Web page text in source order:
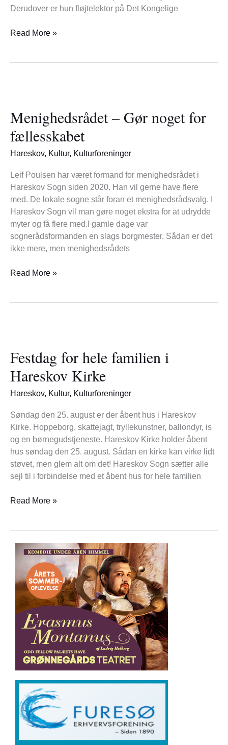
Derudover er hun fløjtelektor på Det Kongelige
Read More »
Menighedsrådet – Gør noget for
fællesskabet
Hareskov, Kultur, Kulturforeninger
Leif Poulsen har været formand for menighedsrådet i
Hareskov Sogn siden 2020. Han vil gerne have flere
med. De lokale sogne står foran et menighedsrådsvalg. I
Hareskov Sogn vil man gøre noget ekstra for at udrydde
myter og få flere med.I gamle dage var
sognerådsformanden en slags borgmester. Sådan er det
ikke mere, men menighedsrådets
Gør
noget
for
fællesskabet
Read More »
Festdag for hele familien i
Hareskov Kirke
Hareskov, Kultur, Kulturforeninger
Søndag den 25. august er der åbent hus i Hareskov
Kirke. Hoppeborg, skattejagt, tryllekunstner, ballondyr, is
og en børnegudstjeneste. Hareskov Kirke holder åbent
hus søndag den 25. august. Sådan en kirke kan virke lidt
støvet, men glem alt om det! Hareskov Sogn sætter alle
sejl til i forbindelse med et åbent hus for hele familien
hele
familien
Hareskov
Read More »